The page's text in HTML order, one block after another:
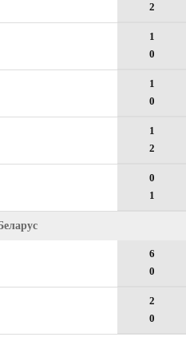
2
1
0
1
0
1
2
0
1
6
0
2
0